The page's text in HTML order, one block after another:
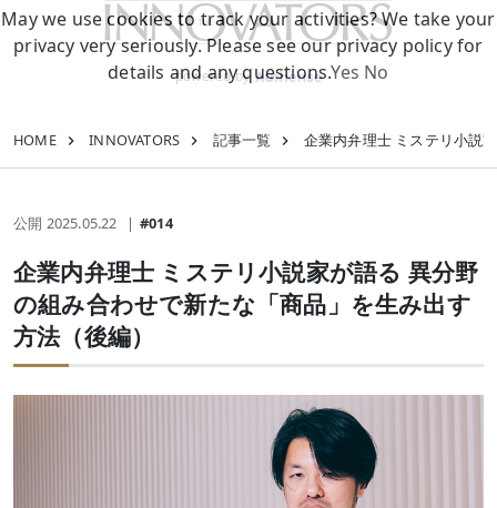
powered by
HOME INNOVATORS 記事一覧 企業内弁理士 ミステリ小説
公開 2025.05.22 #014
企業内弁理士 ミステリ小説家が語る 異分野
の組み合わせで新たな「商品」を生み出す
方法（後編）
May we use cookies to track your activities? We take your
privacy very seriously. Please see our privacy policy for
details and any questions.Yes No